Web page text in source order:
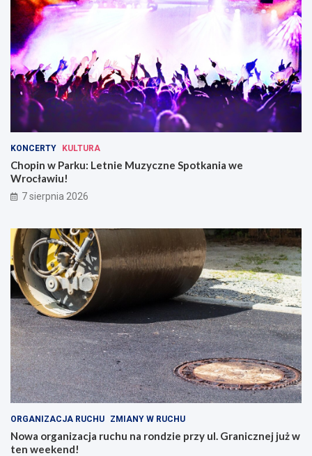
KONCERTY KULTURA
Chopin w Parku: Letnie Muzyczne Spotkania we
Wrocławiu!
7 sierpnia 2026
ORGANIZACJA RUCHU ZMIANY W RUCHU
Nowa organizacja ruchu na rondzie przy ul. Granicznej już w
ten weekend!